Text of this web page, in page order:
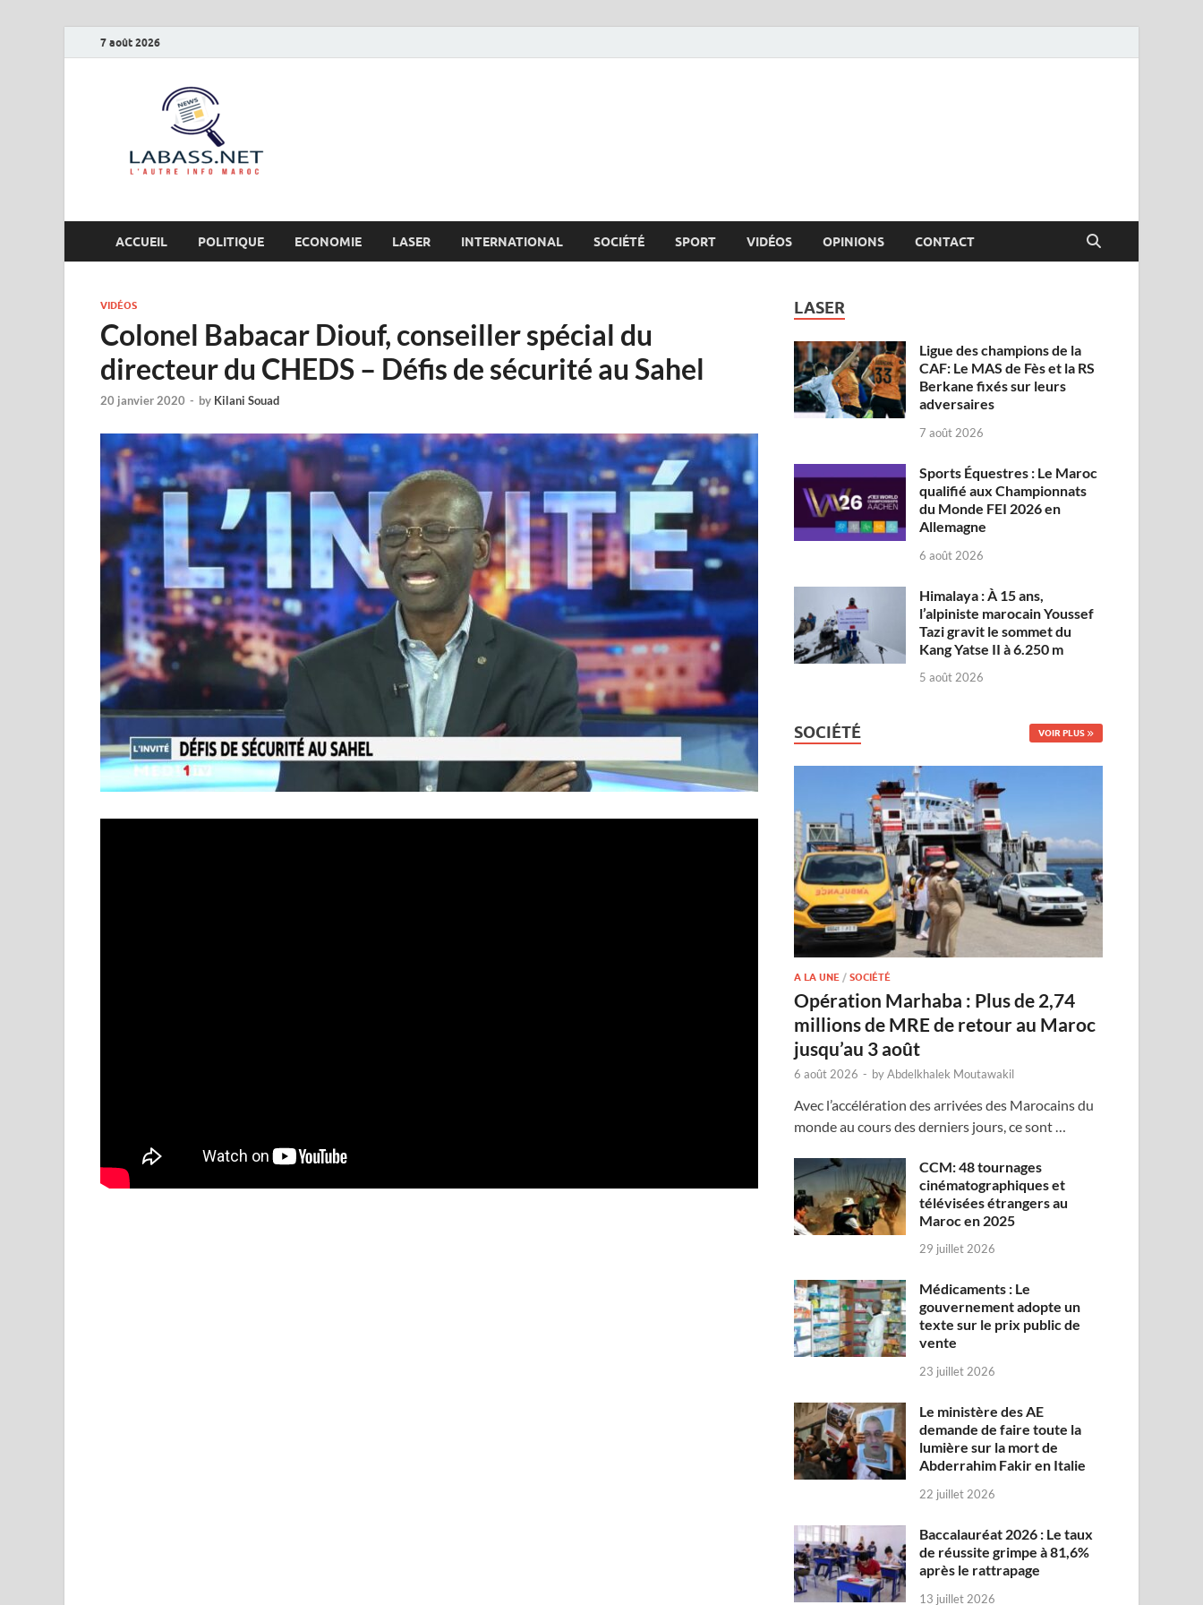
7 août 2026
ACCUEIL POLITIQUE ECONOMIE LASER INTERNATIONAL SOCIÉTÉ SPORT VIDÉOS OPINIONS CONTACT
VIDÉOS
Colonel Babacar Diouf, conseiller spécial du
directeur du CHEDS – Défis de sécurité au Sahel
20 janvier 2020 - by Kilani Souad
LASER
Ligue des champions de la
CAF: Le MAS de Fès et la RS
Berkane fixés sur leurs
adversaires
7 août 2026
Sports Équestres : Le Maroc
qualifié aux Championnats
du Monde FEI 2026 en
Allemagne
6 août 2026
Himalaya : À 15 ans,
l’alpiniste marocain Youssef
Tazi gravit le sommet du
Kang Yatse II à 6.250 m
5 août 2026
SOCIÉTÉ VOIR PLUS
A LA UNE /SOCIÉTÉ
Opération Marhaba : Plus de 2,74
millions de MRE de retour au Maroc
jusqu’au 3 août
6 août 2026 - byAbdelkhalek Moutawakil
Avec l’accélération des arrivées des Marocains du
monde au cours des derniers jours, ce sont …
CCM: 48 tournages
cinématographiques et
télévisées étrangers au
Maroc en 2025
29 juillet 2026
Médicaments : Le
gouvernement adopte un
texte sur le prix public de
vente
23 juillet 2026
Le ministère des AE
demande de faire toute la
lumière sur la mort de
Abderrahim Fakir en Italie
22 juillet 2026
Baccalauréat 2026 : Le taux
de réussite grimpe à 81,6%
après le rattrapage
13 juillet 2026